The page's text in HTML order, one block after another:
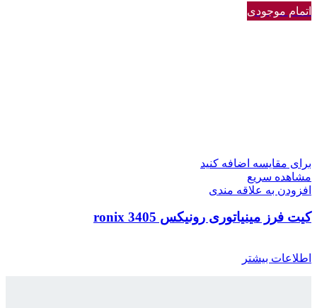
اتمام موجودی
برای مقایسه اضافه کنید
مشاهده سریع
افزودن به علاقه مندی
کیت فرز مینیاتوری رونیکس 3405 ronix
اطلاعات بیشتر